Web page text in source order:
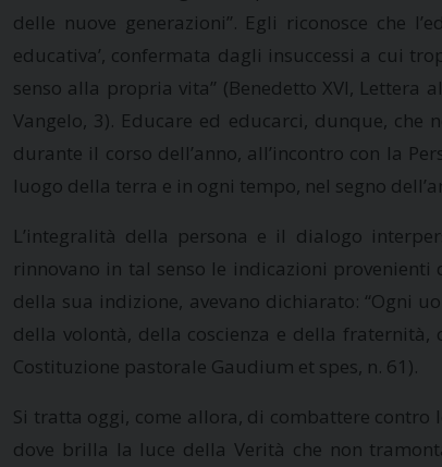
delle nuove generazioni”. Egli riconosce che
educativa’, confermata dagli insuccessi a cui
senso alla propria vita” (Benedetto XVI, Lettera
Vangelo, 3). Educare ed educarci, dunque,
durante il corso dell’anno, all’incontro con la
luogo della terra e in ogni tempo, nel segno
L’integralità della persona e il dialogo
rinnovano in tal senso le indicazioni provenienti
della sua indizione, avevano dichiarato: “Ogni
della volontà, della coscienza e della fraternità,
Costituzione pastorale Gaudium et spes, n. 61).
Si tratta oggi, come allora, di combattere
dove brilla la luce della Verità che non